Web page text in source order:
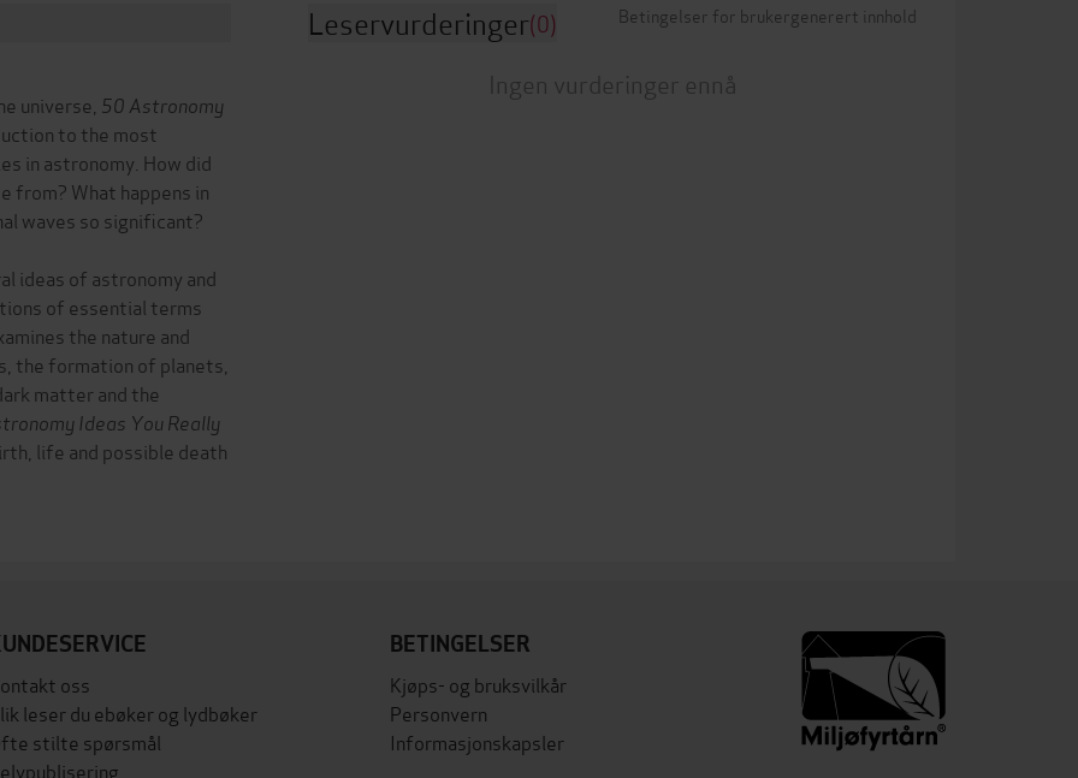
universe, 50 Astronomy
to the most
in astronomy. How did
from? What happens in
waves so significant?
ideas of astronomy and
of essential terms
the nature and
the formation of planets,
matter and the
Ideas You Really
life and possible death
Leservurderinger(0) Betingelser for brukergenerert innhold
Ingen vurderinger ennå
oss
leser du ebøker og lydbøker
stilte spørsmål
BETINGELSER
Kjøps- og bruksvilkår
Personvern
Informasjonskapsler